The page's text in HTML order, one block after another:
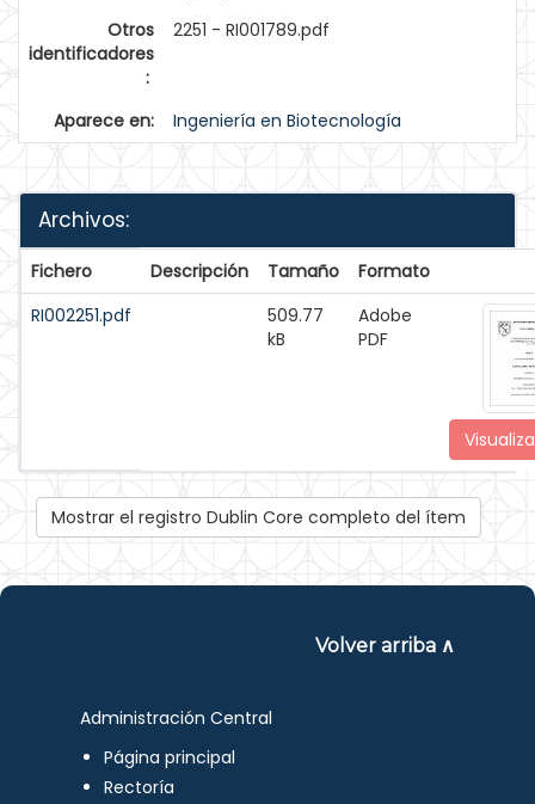
Otros
identificadores
:
2251 - RI001789.pdf
Aparece en: Ingeniería en Biotecnología
Archivos:
Fichero Descripción Tamaño
Formato
RI002251.pdf
509.77
kB
Adobe
PDF
Mostrar el registro Dublin Core completo del ítem
Volver arriba ∧
Administración Central
Página principal
Rectoría